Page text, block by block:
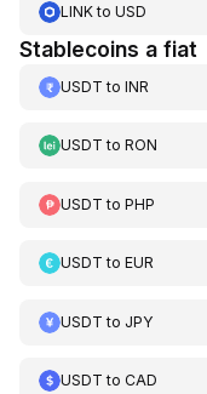
LINKto USD
Stablecoins a fiat
USDT to INR
USDT to RON
USDT to PHP
USDT to EUR
USDT to JPY
USDT to CAD